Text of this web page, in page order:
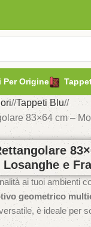
Per Origine
/ Tappeti Blu/
83×64 cm –
e
ai tuoi ambienti
geometrico
è ideale per